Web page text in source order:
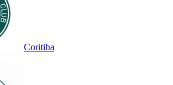
Coritiba